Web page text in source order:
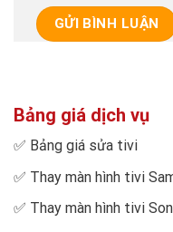
Bảng giá dịch vụ
✅ Bảng giá sửa tivi
✅ Thay màn hình tivi
✅ Thay màn hình tivi